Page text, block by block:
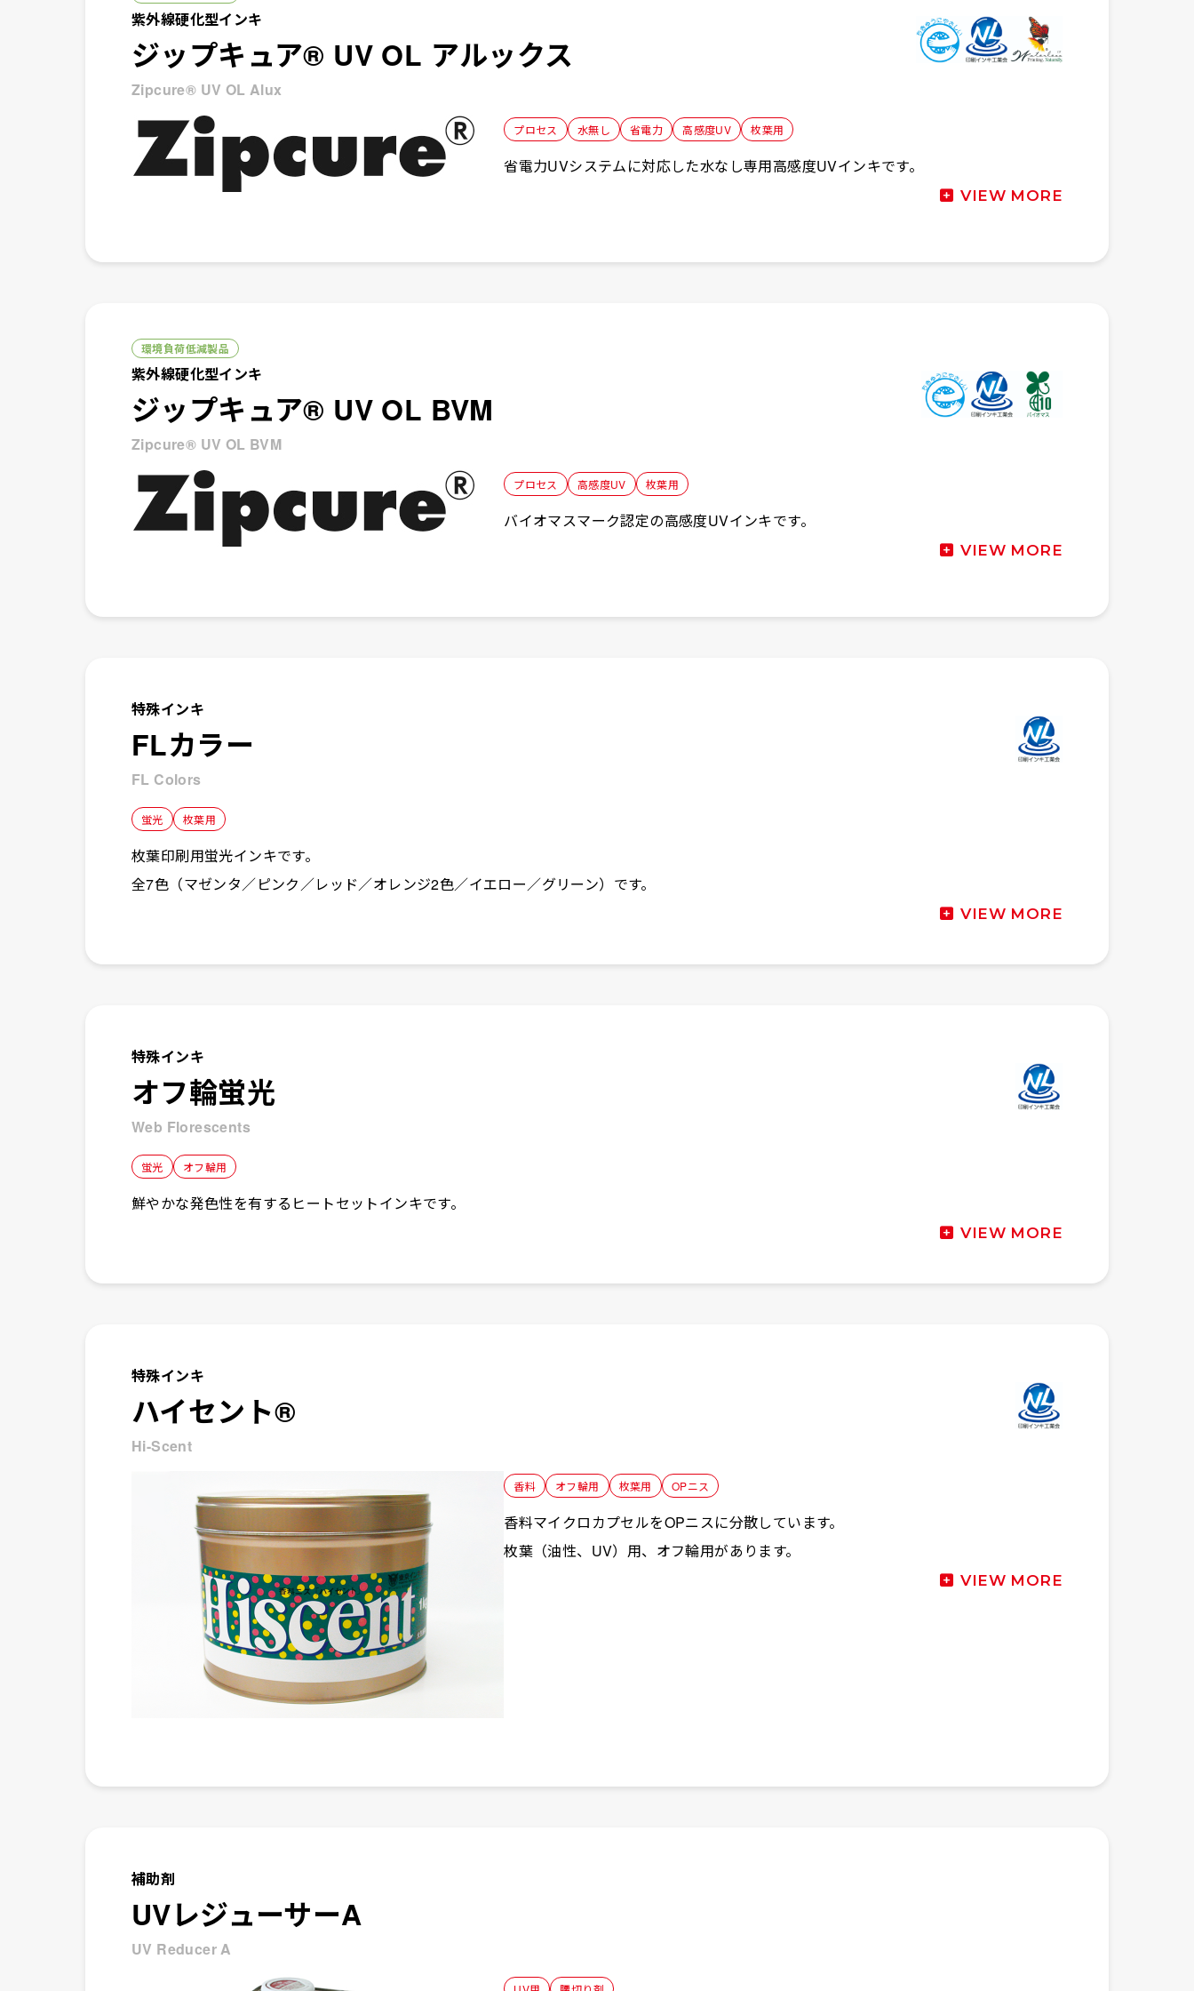
紫外線硬化型インキ
ジップキュア® UV OL アルックス
Zipcure® UV OL Alux
プロセス 水無し 省電力 ⾼感度UV 枚葉用
省電力UVシステムに対応した水なし専用高感度UVインキです。
VIEW MORE
環境負荷低減製品
紫外線硬化型インキ
ジップキュア® UV OL BVM
Zipcure® UV OL BVM
プロセス ⾼感度UV 枚葉用
バイオマスマーク認定の高感度UVインキです。
VIEW MORE
特殊インキ
FLカラー
FL Colors
蛍光 枚葉用
枚葉印刷用蛍光インキです。
全7色（マゼンタ／ピンク／レッド／オレンジ2色／イエロー／グリーン）です。
VIEW MORE
特殊インキ
オフ輪蛍光
Web Florescents
蛍光 オフ輪用
鮮やかな発色性を有するヒートセットインキです。
VIEW MORE
特殊インキ
ハイセント®
Hi-Scent
⾹料 オフ輪用 枚葉用 OPニス
香料マイクロカプセルをOPニスに分散しています。
枚葉（油性、UV）用、オフ輪用があります。
VIEW MORE
補助剤
UVレジューサーA
UV Reducer A